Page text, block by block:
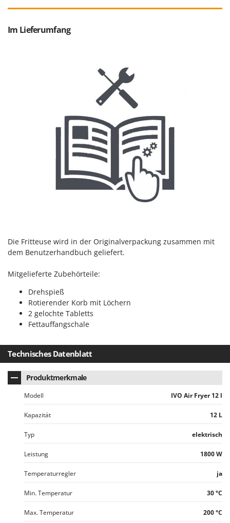
Mockmill
More than chef
New O.M.R.A.
Novatec
O
Officine Savioli
Oliviero
Olix
Omas
Ompagrill
Ooni
Oriental Koshin
Outdoorchef
P
Palazzetti
Palumbo Pavi
Partisani
Paterlini
Philips
Prismafood
R.G.V.
Im Lieferumfang
Die Fritteuse wird in der Originalverpackung zusammen mit
dem Benutzerhandbuch geliefert.
Mitgelieferte Zubehörteile:
Drehspieß
Rotierender Korb mit Löchern
2 gelochte Tabletts
Fettauffangschale
Technisches Datenblatt
Produktmerkmale
Modell IVO Air Fryer 12 l
Kapazität 12 L
Typ elektrisch
Leistung 1800 W
Temperaturregler ja
Min. Temperatur 30 °C
Max. Temperatur 200 °C